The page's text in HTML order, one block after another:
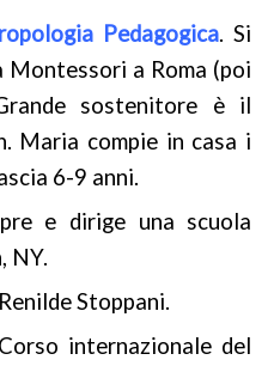
Pedagogica. Si
Montessori a Roma (poi
sostenitore è il
Maria compie in casa i
6-9 anni.
e dirige una scuola
NY.
Stoppani.
internazionale del